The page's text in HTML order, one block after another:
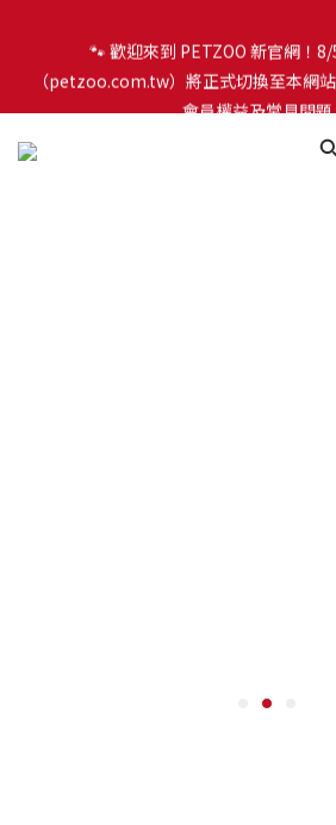
（petzoo.com.tw）將正式切換至本網站
會員權益及常見問題
（petzoo.com.tw）將正式切換至本網站
會員權益及常見問題
✨【新朋友見面禮】現在註冊即領 $100